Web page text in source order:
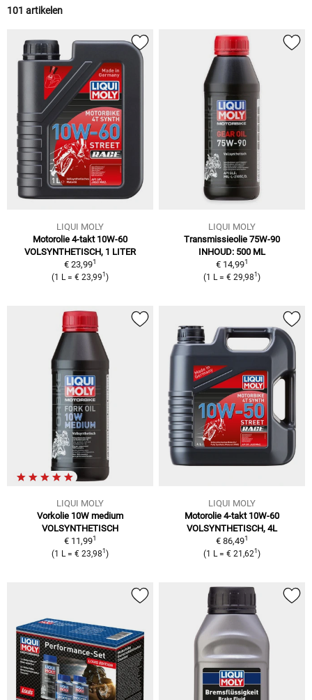
101 artikelen
LIQUI MOLY
Motorolie 4-takt 10W-60
VOLSYNTHETISCH, 1 LITER
€ 23,991
(1 L= € 23,991 )
LIQUI MOLY
Transmissieolie 75W-90
INHOUD: 500 ML
€ 14,991
(1 L= € 29,981 )
LIQUI MOLY
Vorkolie 10W medium
VOLSYNTHETISCH
€ 11,991
(1 L = € 23,981 )
LIQUI MOLY
Motorolie 4-takt 10W-60
VOLSYNTHETISCH, 4L
€ 86,491
(1 L = € 21,621 )